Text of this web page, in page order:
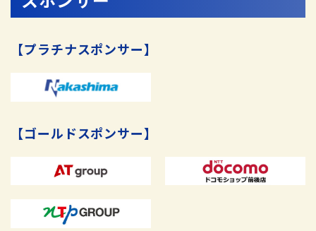
【プラチナスポンサー】
【ゴールドスポンサー】